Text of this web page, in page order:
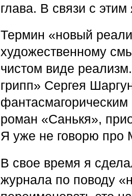
глава. В связи с
Термин «новый
художественному
чистом виде
грипп» Сергея
роман «Санькя»,
Я уже не говорю
В свое время я
журнала по поводу